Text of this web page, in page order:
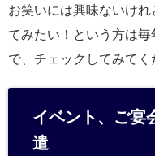
お笑いには興味ないけ
てみたい！という方は
で、チェックしてみてく
イベント、ご宴
遣